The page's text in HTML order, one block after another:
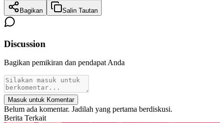
Bagikan Salin Tautan
Discussion
Bagikan pemikiran dan pendapat Anda
Masuk untuk Komentar
Belum ada komentar. Jadilah yang pertama berdiskusi.
Berita Terkait